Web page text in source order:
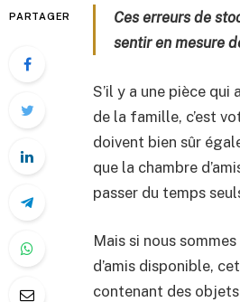
PARTAGER
Ces erreurs de
sentir en mesure
S’il y a une pièce qui
de la famille, c’est
doivent bien sûr
que la chambre
passer du temps
Mais si nous
d’amis disponible,
contenant des objets